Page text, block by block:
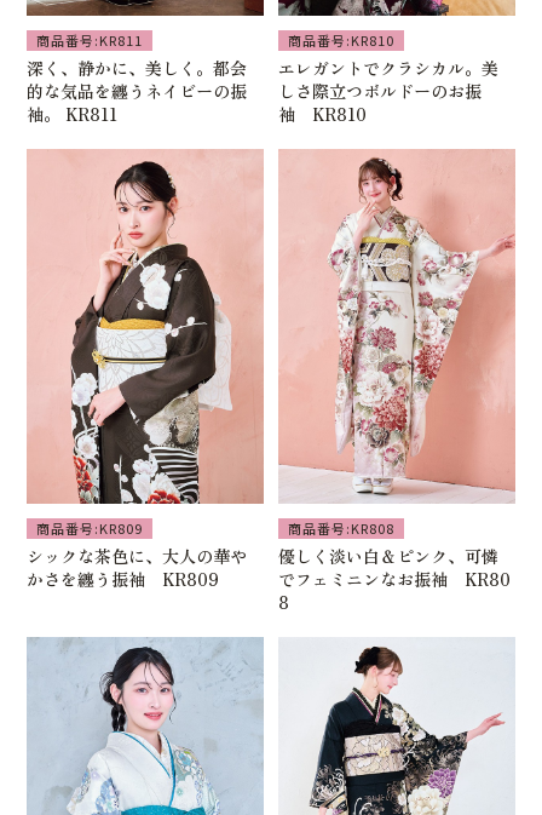
商品番号:KR811
深く、静かに、美しく。都会
的な気品を纏うネイビーの振
袖。 KR811
商品番号:KR810
エレガントでクラシカル。美
しさ際立つボルドーのお振
袖 KR810
商品番号:KR809
シックな茶色に、大人の華や
かさを纏う振袖 KR809
商品番号:KR808
優しく淡い白＆ピンク、可憐
でフェミニンなお振袖 KR80
8